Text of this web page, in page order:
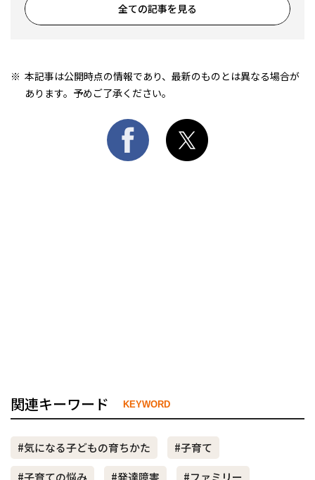
全ての記事を見る
本記事は公開時点の情報であり、最新のものとは異なる場合が
あります。予めご了承ください。
関連キーワード KEYWORD
#気になる子どもの育ちかた
#子育て
#子育ての悩み
#発達障害 #ファミリー